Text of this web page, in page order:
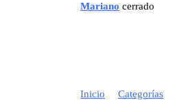
Mariano cerrado
Inicio Categorías